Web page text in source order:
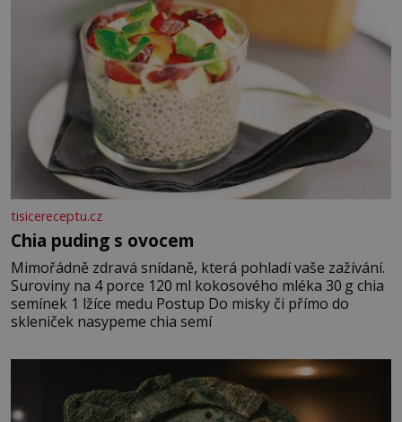
tisicereceptu.cz
Chia puding s ovocem
Mimořádně zdravá snídaně, která pohladí vaše zažívání.
Suroviny na 4 porce 120 ml kokosového mléka 30 g chia
semínek 1 lžíce medu Postup Do misky či přímo do
skleniček nasypeme chia semí